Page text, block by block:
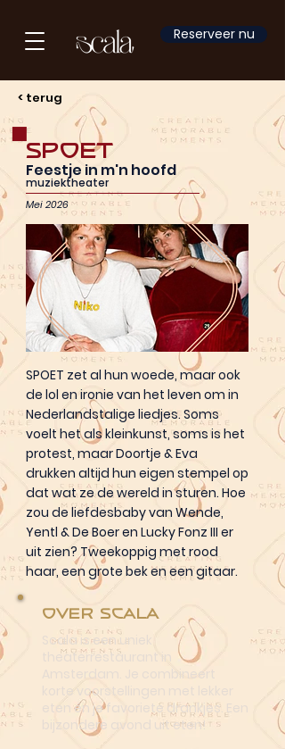
Reserveer nu
< terug
Spoet
Feestje in m'n hoofd
muziektheater
Mei 2026
SPOET zet al hun woede, maar ook
de lol en ironie van het leven om in
Nederlandstalige liedjes. Soms
voelt het als kleinkunst, soms is het
protest, maar Doortje & Eva
drukken altijd hun eigen stempel op
dat wat ze de wereld in sturen. Hoe
zou de liefdesbaby van Wende,
Yentl & De Boer en Lucky Fonz III er
uit zien? Tweekoppig met rood
haar, een grote bek en een gitaar.
Over Scala
Scala is een uniek
theaterrestaurant in
Amsterdam. Je combineert
korte voorstellingen met lekker
eten én je favoriete drankjes. Een
bijzondere avond uit eten!